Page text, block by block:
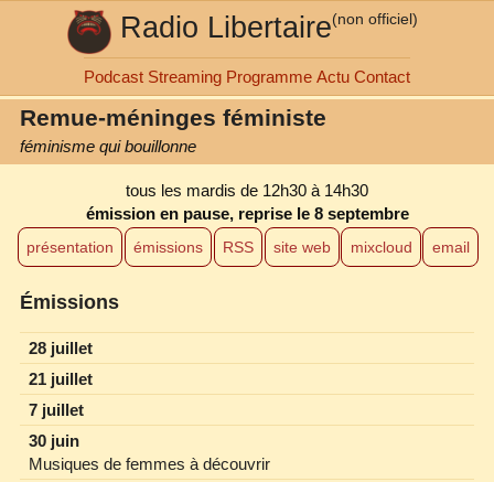
Radio Libertaire(non officiel)
Podcast Streaming Programme Actu Contact
Remue-méninges féministe
féminisme qui bouillonne
tous les mardis de 12h30 à 14h30
émission en pause, reprise le 8 septembre
présentation émissions RSS site web mixcloud email
Émissions
28 juillet
21 juillet
7 juillet
30 juin
Musiques de femmes à découvrir